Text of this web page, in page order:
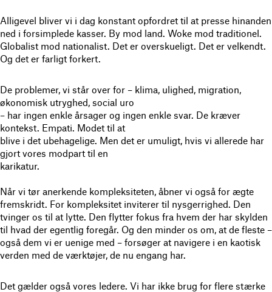
Alligevel bliver vi i dag konstant opfordret til at presse hinanden
ned i forsimplede kasser. By mod land. Woke mod traditionel.
Globalist mod nationalist. Det er overskueligt. Det er velkendt.
Og det er farligt forkert.
De problemer, vi står over for – klima, ulighed, migration,
økonomisk utryghed, social uro
– har ingen enkle årsager og ingen enkle svar. De kræver
kontekst. Empati. Modet til at
blive i det ubehagelige. Men det er umuligt, hvis vi allerede har
gjort vores modpart til en
karikatur.
Når vi tør anerkende kompleksiteten, åbner vi også for ægte
fremskridt. For kompleksitet inviterer til nysgerrighed. Den
tvinger os til at lytte. Den flytter fokus fra hvem der har skylden
til hvad der egentlig foregår. Og den minder os om, at de fleste –
også dem vi er uenige med – forsøger at navigere i en kaotisk
verden med de værktøjer, de nu engang har.
Det gælder også vores ledere. Vi har ikke brug for flere stærke